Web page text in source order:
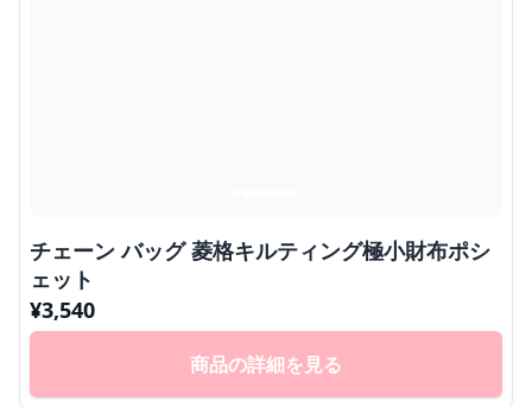
チェーン バッグ 菱格キルティング極小財布ポシ
ェット
¥3,540
商品の詳細を見る